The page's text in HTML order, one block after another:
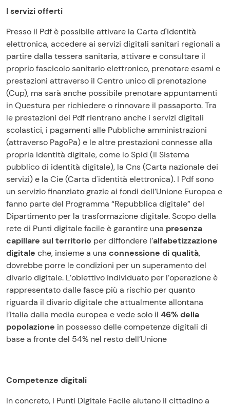
I servizi offerti
Presso il Pdf è possibile attivare la Carta d'identità
elettronica, accedere ai servizi digitali sanitari regionali a
partire dalla tessera sanitaria, attivare e consultare il
proprio fascicolo sanitario elettronico, prenotare esami e
prestazioni attraverso il Centro unico di prenotazione
(Cup), ma sarà anche possibile prenotare appuntamenti
in Questura per richiedere o rinnovare il passaporto. Tra
le prestazioni dei Pdf rientrano anche i servizi digitali
scolastici, i pagamenti alle Pubbliche amministrazioni
(attraverso PagoPa) e le altre prestazioni connesse alla
propria identità digitale, come lo Spid (il Sistema
pubblico di identità digitale), la Cns (Carta nazionale dei
servizi) e la Cie (Carta d'identità elettronica). I Pdf sono
un servizio finanziato grazie ai fondi dell’Unione Europea e
fanno parte del Programma “Repubblica digitale” del
Dipartimento per la trasformazione digitale. Scopo della
rete di Punti digitale facile è garantire una presenza
capillare sul territorio per diffondere l’alfabetizzazione
digitale che, insieme a una connessione di qualità,
dovrebbe porre le condizioni per un superamento del
divario digitale. L’obiettivo individuato per l’operazione è
rappresentato dalle fasce più a rischio per quanto
riguarda il divario digitale che attualmente allontana
l’Italia dalla media europea e vede solo il 46% della
popolazione in possesso delle competenze digitali di
base a fronte del 54% nel resto dell’Unione
Competenze digitali
In concreto, i Punti Digitale Facile aiutano il cittadino a